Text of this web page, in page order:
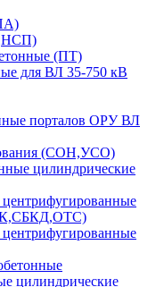
(ПТ)
для ВЛ 35-750 кВ
порталов ОРУ ВЛ
(СОН,УСО)
цилиндрические
цилиндрические